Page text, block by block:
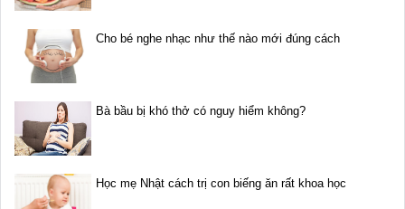
Cho bé nghe nhạc như thế nào mới đúng cách
Bà bầu bị khó thở có nguy hiểm không?
Học mẹ Nhật cách trị con biếng ăn rất khoa học